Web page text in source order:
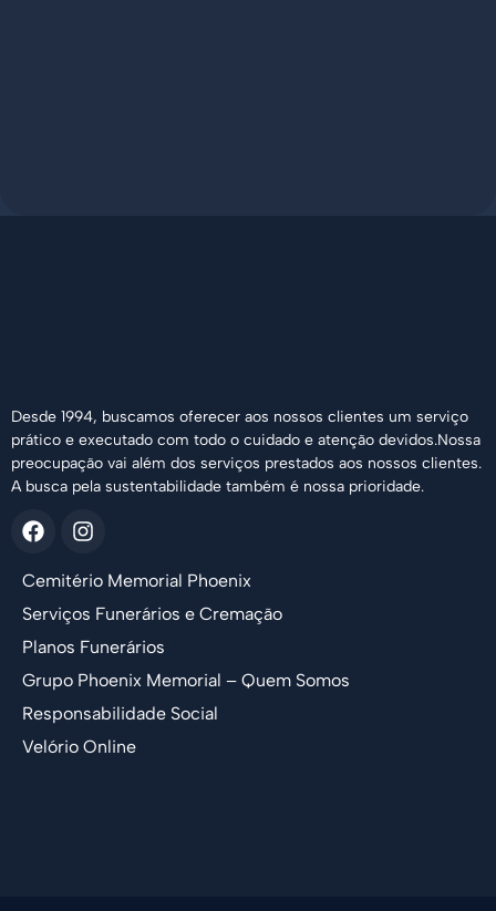
Desde 1994, buscamos oferecer aos nossos clientes um serviço
prático e executado com todo o cuidado e atenção devidos.Nossa
preocupação vai além dos serviços prestados aos nossos clientes.
A busca pela sustentabilidade também é nossa prioridade.
Cemitério Memorial Phoenix
Serviços Funerários e Cremação
Planos Funerários
Grupo Phoenix Memorial – Quem Somos
Responsabilidade Social
Velório Online